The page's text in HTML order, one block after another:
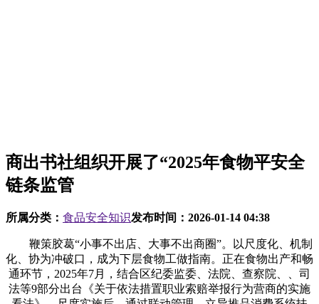
商出书社组织开展了“2025年食物平安全
链条监管
所属分类： 食品安全知识发布时间： 2026-01-14 04:38
鞭策胶葛“小事不出店、大事不出商圈”。以尺度化、机制
化、协为冲破口，成为下层食物工做指南。正在食物出产和畅
通环节，2025年7月，结合区纪委监委、法院、查察院、、司
法等9部分出台《关于依法措置职业索赔举报行为营商的实施